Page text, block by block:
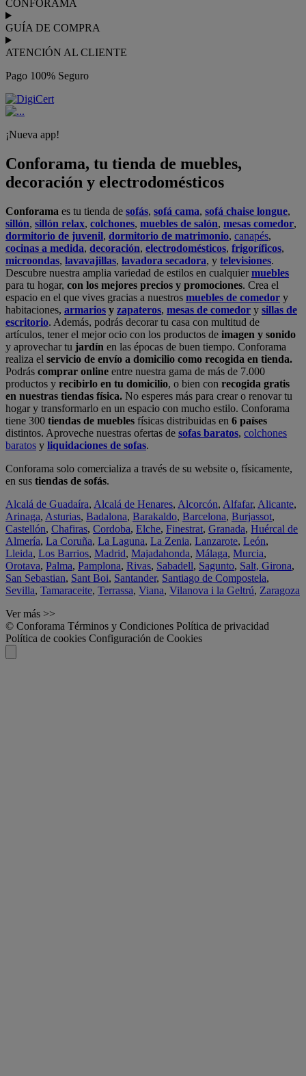
Conforama
sillón,sillón relax,colchones
dormitorio de juvenil
cocinas a medida,decoración
Descubre nuestra amplia variedad de estilos en cualquier
para tu hogar,
espacio en el que vives gracias a nuestros
habitaciones,
escritorio. Además, podrás decorar tu casa con multitud de
artículos, tener el mejor ocio con los productos de
y aprovechar tu
en las épocas de buen tiempo. Conforama
realiza elservicio de envío a domicilio como recogida en tienda.
Podráscomprar onlineentre nuestra gama de más de 7.000
recibirlo en tu domicilio
No esperes más para crear o renovar tu
hogar y transformarlo en un espacio con mucho estilo. Conforama
tiene 300tiendas de mueblesfísicas distribuidas en6 países
distintos. Aproveche nuestras ofertas desofas baratos,colchones
baratosyliquidaciones de sofas.
Conforama solo comercializa a través de su website o, físicamente,
en sus tiendas de sofás.
Alcalá de Guadaíra,Alcalá de Henares,Alcorcón,Alfafar ,Alicante,
Arinaga,Asturias,Badalona,Barakaldo,Barcelona,Burjassot
Castellón ,Chafiras,Cordoba,Elche ,Finestrat, Granada,Huércal de
Almería,La Coruña,La Laguna,La Zenia,Lanzarote ,León,
Lleida,Los Barrios,Madrid, Majadahonda,Málaga,Murcia,
Orotava,Palma, Pamplona,Rivas,Sabadell ,Sagunto, Salt, Girona
San Sebastian,Sant Boi, Santander,Santiago de Compostela,
Sevilla,Tamaraceite,Terrassa, Viana,Vilanova i la Geltrú,Zaragoza
Ver más >>
© Conforama Términos y Condiciones Política de privacidad
Política de cookies Configuración de Cookies